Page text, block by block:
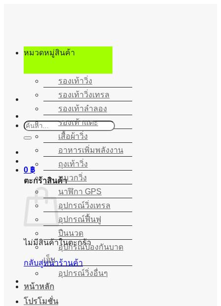
เนื้อหา
ค้นหา:
0 ฿
ตะกร้าสินค้า
ไม่มีสินค้าในตะกร้า
กลับสู่หน้าร้านค้า
หมวดหมู่สินค้า
รองเท้าวิ่ง
รองเท้าวิ่งเทรล
รองเท้าลำลอง
รองเท้าแตะ
เสื้อผ้าวิ่ง
อาหารเพิ่มพลังงาน
ถุงเท้าวิ่ง
หมวกวิ่ง
นาฬิกา GPS
อุปกรณ์วิ่งเทรล
อุปกรณ์ฟื้นฟู
ปืนนวด
อุปกรณ์ป้องกันบาด
เจ็บ
อุปกรณ์วิ่งอื่นๆ
หน้าหลัก
โปรโมชั่น